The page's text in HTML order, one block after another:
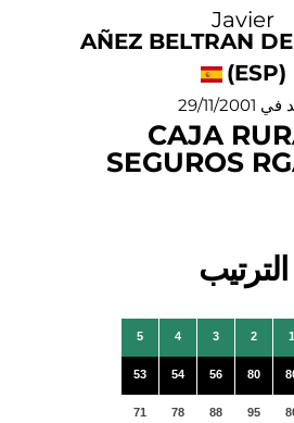
Javier
IBAÑEZ BELTRAN
(ESP)
29/11/2001
CAJA
SEGUROS
الترتيب
1
2
80
95
3
56
88
4
54
78
5
53
71